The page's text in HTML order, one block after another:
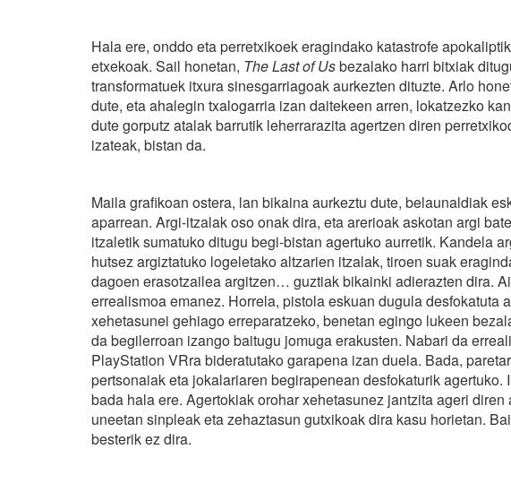
Hala ere, onddo eta perretxikoek eragindako katastrofe
etxekoak. Sail honetan, The Last of Usbezalako harri bitxiak
transformatuek itxura sinesgarriagoak aurkezten dituzte. Arlo
dute, eta ahalegin txalogarria izan daitekeen arren, lokatzezko
dute gorputz atalak barrutik leherrarazita agertzen diren
izateak, bistan da.
Maila grafikoan ostera, lan bikaina aurkeztu dute, belaunaldiak
aparrean. Argi-itzalak oso onak dira, eta arerioak askotan argi
itzaletik sumatuko ditugu begi-bistan agertuko aurretik. Kandela
hutsez argiztatuko logeletako altzarien itzalak, tiroen suak
dagoen erasotzailea argitzen… guztiak bikainki adierazten dira.
errealismoa emanez. Horrela, pistola eskuan dugula desfokatuta
xehetasunei gehiago erreparatzeko, benetan egingo lukeen
da begilerroan izango baitugu jomuga erakusten. Nabari da
PlayStation VRra bideratutako garapena izan duela. Bada,
pertsonaiak eta jokalariaren begirapenean desfokaturik
bada hala ere. Agertokiak orohar xehetasunez jantzita ageri
uneetan sinpleak eta zehaztasun gutxikoak dira kasu horietan.
besterik ez dira.